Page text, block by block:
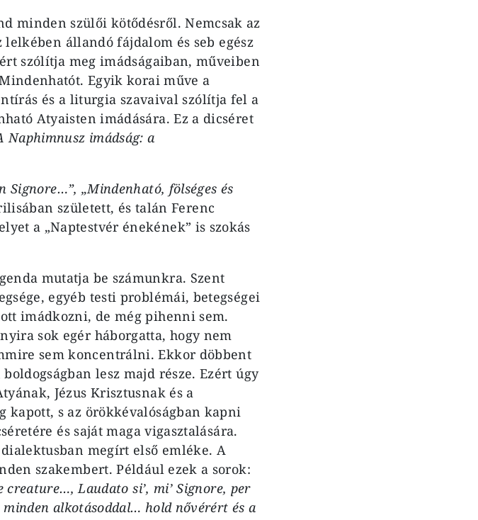
minden szülői kötődésről. Nemcsak az
állandó fájdalom és seb egész
szólítja meg imádságaiban, műveiben
Egyik korai műve a
és a liturgia szavaival szólítja fel a
Atyaisten imádására. Ez a dicséret
Naphimnusz imádság: a
Signore…”, „Mindenható, fölséges és
született, és talán Ferenc
a „Naptestvér énekének” is szokás
mutatja be számunkra. Szent
egyéb testi problémái, betegségei
imádkozni, de még pihenni sem.
sok egér háborgatta, hogy nem
sem koncentrálni. Ekkor döbbent
lesz majd része. Ezért úgy
Jézus Krisztusnak és a
s az örökkévalóságban kapni
és saját maga vigasztalására.
megírt első emléke. A
szakembert. Például ezek a sorok:
Laudato si’, mi’ Signore, per
alkotásoddal… hold nővérért és a